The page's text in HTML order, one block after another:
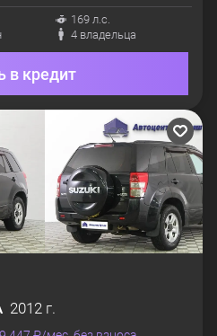
169 л.с.
4 владельца
в кредит
2012 г.